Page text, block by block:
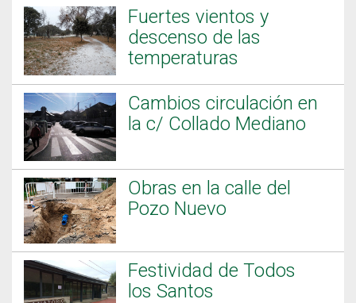
Fuertes vientos y
descenso de las
temperaturas
Cambios circulación en
la c/ Collado Mediano
Obras en la calle del
Pozo Nuevo
Festividad de Todos
los Santos